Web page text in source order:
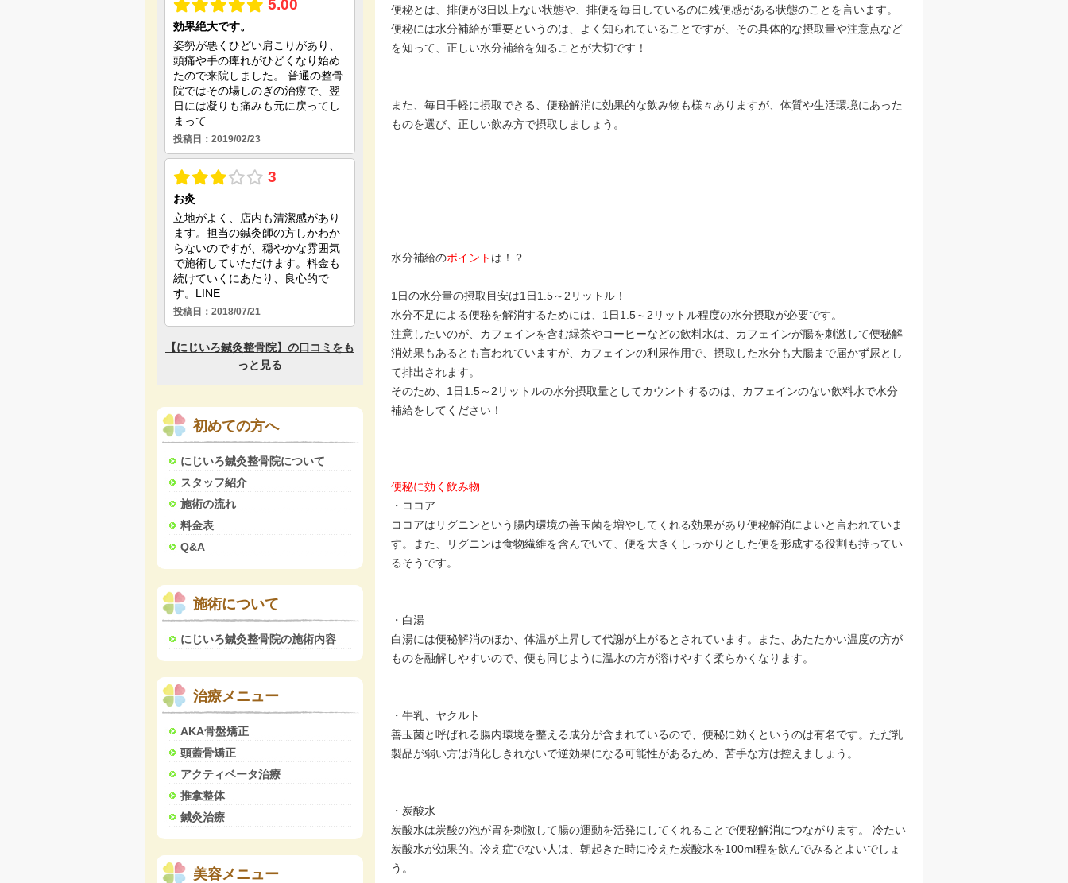
便秘とは、排便が3日以上ない状態や、排便を毎日しているのに残便感がある状態のことを言います。
便秘には水分補給が重要というのは、よく知られていることですが、その具体的な摂取量や注意点など
を知って、正しい水分補給を知ることが大切です！
また、毎日手軽に摂取できる、便秘解消に効果的な飲み物も様々ありますが、体質や生活環境にあった
ものを選び、正しい飲み方で摂取しましょう。
水分補給のポイント は！？
1日の水分量の摂取目安は1日1.5～2リットル！
水分不足による便秘を解消するためには、1日1.5～2リットル程度の水分摂取が必要です。
注意したいのが、カフェインを含む緑茶やコーヒーなどの飲料水は、カフェインが腸を刺激して便秘解
消効果もあるとも言われていますが、カフェインの利尿作用で、摂取した水分も大腸まで届かず尿とし
て排出されます。
そのため、1日1.5～2リットルの水分摂取量としてカウントするのは、カフェインのない飲料水で水分
補給をしてください！
便秘に効く飲み物
・ココア
ココアはリグニンという腸内環境の善玉菌を増やしてくれる効果があり便秘解消によいと言われていま
す。また、リグニンは食物繊維を含んでいて、便を大きくしっかりとした便を形成する役割も持ってい
るそうです。
・白湯
白湯には便秘解消のほか、体温が上昇して代謝が上がるとされています。また、あたたかい温度の方が
ものを融解しやすいので、便も同じように温水の方が溶けやすく柔らかくなります。
・牛乳、ヤクルト
善玉菌と呼ばれる腸内環境を整える成分が含まれているので、便秘に効くというのは有名です。ただ乳
製品が弱い方は消化しきれないで逆効果になる可能性があるため、苦手な方は控えましょう。
・炭酸水
炭酸水は炭酸の泡が胃を刺激して腸の運動を活発にしてくれることで便秘解消につながります。 冷たい
炭酸水が効果的。冷え症でない人は、朝起きた時に冷えた炭酸水を100ml程を飲んでみるとよいでしょ
う。
初めての方へ
にじいろ鍼灸整骨院について
スタッフ紹介
施術の流れ
料金表
Q&A
施術について
にじいろ鍼灸整骨院の施術内容
治療メニュー
AKA骨盤矯正
頭蓋骨矯正
アクティベータ治療
推拿整体
鍼灸治療
美容メニュー